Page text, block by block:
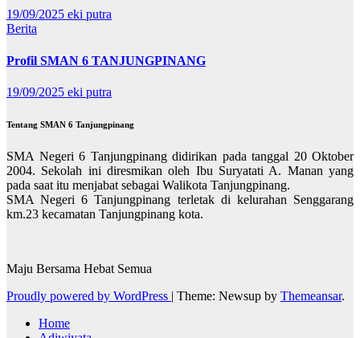
19/09/2025 eki putra
Berita
Profil SMAN 6 TANJUNGPINANG
19/09/2025 eki putra
Tentang SMAN 6 Tanjungpinang
SMA Negeri 6 Tanjungpinang didirikan pada tanggal 20 Oktober
2004. Sekolah ini diresmikan oleh Ibu Suryatati A. Manan yang
pada saat itu menjabat sebagai Walikota Tanjungpinang.
SMA Negeri 6 Tanjungpinang terletak di kelurahan Senggarang
km.23 kecamatan Tanjungpinang kota.
Maju Bersama Hebat Semua
Proudly powered by WordPress | Theme: Newsup by Themeansar.
Home